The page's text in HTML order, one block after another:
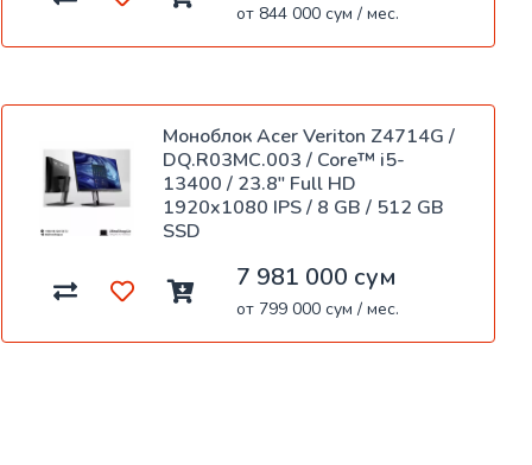
от 844 000 сум / мес.
Моноблок Acer Veriton Z4714G /
DQ.R03MC.003 / Core™ i5-
13400 / 23.8" Full HD
1920x1080 IPS / 8 GB / 512 GB
SSD
7 981 000 сум
от 799 000 сум / мес.